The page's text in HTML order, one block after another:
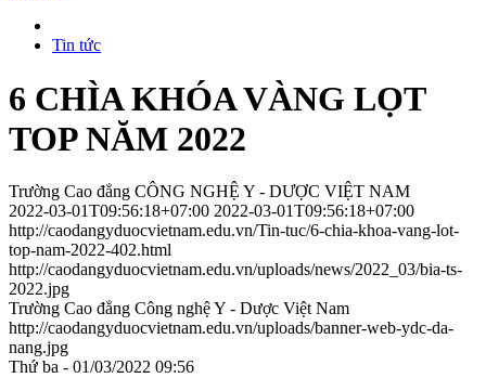
Tin tức
6 CHÌA KHÓA VÀNG LỌT
TOP NĂM 2022
Trường Cao đẳng CÔNG NGHỆ Y - DƯỢC VIỆT NAM
2022-03-01T09:56:18+07:00 2022-03-01T09:56:18+07:00
http://caodangyduocvietnam.edu.vn/Tin-tuc/6-chia-khoa-vang-lot-
top-nam-2022-402.html
http://caodangyduocvietnam.edu.vn/uploads/news/2022_03/bia-ts-
2022.jpg
Trường Cao đẳng Công nghệ Y - Dược Việt Nam
http://caodangyduocvietnam.edu.vn/uploads/banner-web-ydc-da-
nang.jpg
Thứ ba - 01/03/2022 09:56